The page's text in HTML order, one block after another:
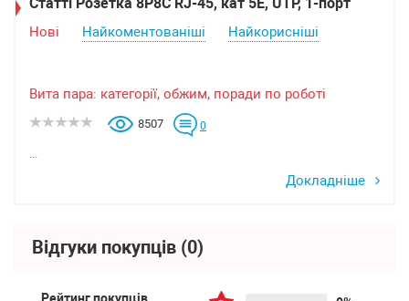
Нові Найкоментованіші Найкорисніші
Вита пара: категорії, обжим, поради по роботі
8507 0
...
Докладніше
Відгуки покупців (0)